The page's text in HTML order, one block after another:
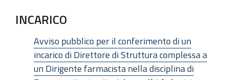
INCARICO
Avviso pubblico per il conferimento di un
incarico di Direttore di Struttura complessa a
un Dirigente farmacista nella disciplina di